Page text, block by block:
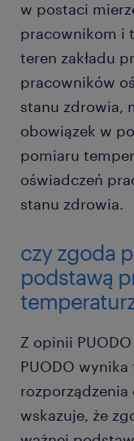
w postaci
pracownikom i
teren zakładu
pracowników
stanu zdrowia,
obowiązek w
pomiaru
oświadczeń
stanu zdrowia.
czy zgoda
podstawą
Z opinii
PUODO
wskazuje, że